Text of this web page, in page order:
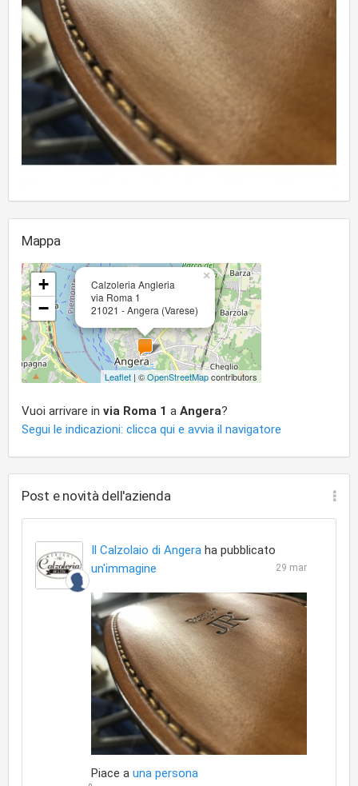
Mappa
Calzoleria Angleria
via Roma 1
21021 - Angera (Varese)
×
+
−
Leaflet | ©OpenStreetMapcontributors
Vuoi arrivare in via Roma 1 a Angera?
Segui le indicazioni: clicca qui e avvia il navigatore
Post e novità dell'azienda
Il Calzolaio di Angera ha pubblicato
un'immagine
29 mar
Piace a una persona